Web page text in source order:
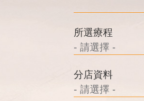
所選療程
分店資料